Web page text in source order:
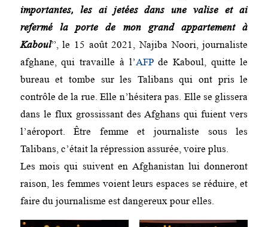
importantes, les ai jetées dans une valise et ai
refermé la porte de mon grand appartement à
Kaboul”, le 15 août 2021, Najiba Noori, journaliste
afghane, qui travaille à l’AFPde Kaboul, quitte le
bureau et tombe sur les Talibans qui ont pris le
contrôle de la rue. Elle n’hésitera pas. Elle se glissera
dans le flux grossissant des Afghans qui fuient vers
l’aéroport. Être femme et journaliste sous les
Talibans, c’était la répression assurée, voire plus.
Les mois qui suivent en Afghanistan lui donneront
raison, les femmes voient leurs espaces se réduire, et
faire du journalisme est dangereux pour elles.